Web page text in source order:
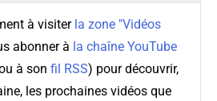
à visiter la zone "Vidéos
abonner à la chaîne YouTube
à son fil RSS) pour découvrir,
les prochaines vidéos que